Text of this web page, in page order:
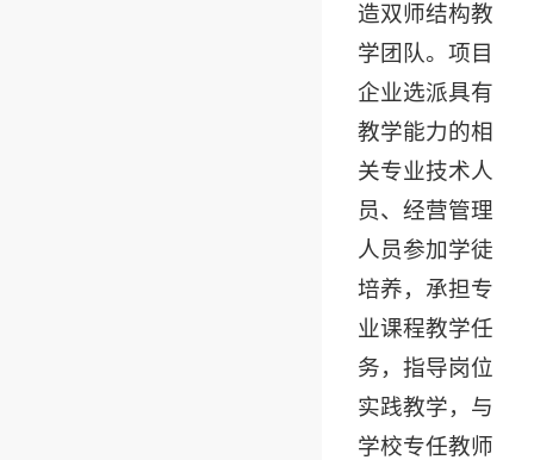
造双师结构教
学团队。项目
企业选派具有
教学能力的相
关专业技术人
员、经营管理
人员参加学徒
培养，承担专
业课程教学任
务，指导岗位
实践教学，与
学校专任教师